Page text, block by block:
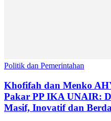
Politik dan Pemerintahan
Khofifah dan Menko
Pakar PP IKA UNAIR:
Masif, Inovatif dan